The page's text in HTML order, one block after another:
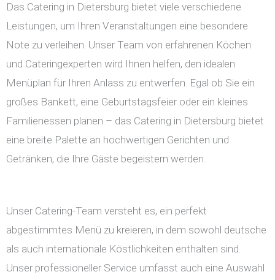
Das Catering in Dietersburg bietet viele verschiedene
Leistungen, um Ihren Veranstaltungen eine besondere
Note zu verleihen. Unser Team von erfahrenen Köchen
und Cateringexperten wird Ihnen helfen, den idealen
Menüplan für Ihren Anlass zu entwerfen. Egal ob Sie ein
großes Bankett, eine Geburtstagsfeier oder ein kleines
Familienessen planen – das Catering in Dietersburg bietet
eine breite Palette an hochwertigen Gerichten und
Getränken, die Ihre Gäste begeistern werden.
Unser Catering-Team versteht es, ein perfekt
abgestimmtes Menü zu kreieren, in dem sowohl deutsche
als auch internationale Köstlichkeiten enthalten sind.
Unser professioneller Service umfasst auch eine Auswahl